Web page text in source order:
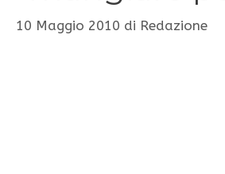
10 Maggio 2010 di Redazione